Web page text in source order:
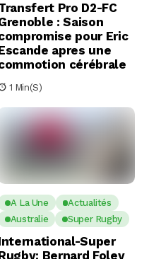
Pro D2-FC
: Saison
pour Eric
apres une
cérébrale
1 Min(s)
A La Une
Actualités
Australie
Super Rugby
Super
Bernard Foley